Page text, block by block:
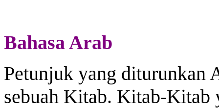
Bahasa Arab
Petunjuk yang diturunkan
sebuah Kitab. Kitab-Kitab